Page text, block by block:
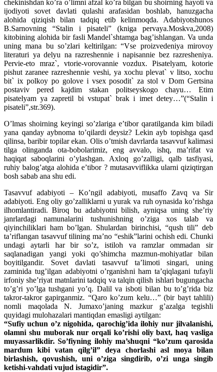
chekinishdan ko’ra o’limni afzal ko’ra bilgan bu shoirning hayoti va
ijodiyoti sovet davlati qulashi arafasidan boshlab, hanuzgacha
alohida qiziqish bilan tadqiq etib kelinmoqda. Adabiyotshunos
B.Sarnovning “Stalin i pisateli” (kniga pervaya.Moskva,2008)
kitobining alohida bir fasli Mandel`shtamga bag’ishlangan. Va unda
uning mana bu so’zlari keltirilgan: “Vse proizvedeniya mirovoy
literaturi ya delyu na razreshennie i napisannie bez razresheniya.
Pervie-eto mraz`, vtorie-vorovannie vozdux. Pisatelyam, kotorie
pishut zaranee razreshennie veshi, ya xochu plevat` v litso, xochu
bit` ix polkoy po golove i vsex posodit` za stol v Dom Gertsina
postaviv pered kajdim stakan politseyskogo chayu… Etim
pisatelyam ya zapretil bi vstupat` brak i imet detey…”(“Stalin i
pisateli”,str.369).
O’lmas shoirning keyingi so’zlariga e’tibor qaratilganda kim biladi
yana qanday aybnoma to’qilardi deysiz? Lekin ayb topishga qasd
qilinsa, baribir topilar ekan. Olis o’tmish davrlarda tasavvuf kalimasi
tilga olinganda ota-bobolarimiz, eng avvalo, ishq, ma’rifat va
haqiqat saboqlarini o’ylashgan. Axloq go’zalligi, qalb tasfiyasi,
ruhiy balog’atga alohida e’tibor ? mutasavviflikka ularni qiziqtirgan
bosh sabab ana shu edi.
Tasavvuf adabiyoti – Ko’ngil adabiyoti, musaffo Zavq va Sir
adabiyoti. Eng oliy go’zalliklarni u yurak va ruh oynasida ko’rishga
ilhomlantiradi. Biroq bu adabiyotni bilish, ayniqsa uning she’riy
janrlardagi namunalarini tushunishning o’ziga xos talab va
qiyinchiliklari ham bo’lgan. Shulardan birinchisi, “qush tili” deb
ta’riflangan tasavvuf tilining ma’no “eshik”larini ochish edi. Chunki
undagi aytarli har bir so’z, istiloh va ramzlar ommadan sir
saqlanadigan yangi yoki qo’shimcha mazmun-mohiyatlar bilan
boyitilgandir. Sovet davlati tasavvuf ta’limoti singari, uning
zaminida tug’ilgan adabiyotni o’rganishni ham ta’qiqlagani tufayli
irfoniy she’riyat matnlarini tadqiq va talqin qilish ishlari bugungacha
to’g’ri yo’lga tushgani yo’q. Dalil va isboti bilan bu to’g’rida biz
takror-takror gapirganmiz. “Qaro ko’zum kelu…” (bir bayt tahlili)
nomli maqolada N. Jumaxo’janing mazkur g’azalga tegishli
quyidagi mulohazalari mantiqdan emasligi aytilgan:
“Sufiy uchun o’z nigohida, qarochig’ida ilohiy nur jilvalanishi,
olamni shu muborak nur orqali ko’rishi oliy baxt, haq vasliga
muyassarlikdir. So’fiyning ilohiy ma’shuqni “ko’zum qarosida
mardum kibi vatan qilg’il” deya chorlashi asl moya bilan
birlashish, qovushish, uni o’ziga singdirib, o’zi unga singib
ketishi-vahdati vujud istagidir”.